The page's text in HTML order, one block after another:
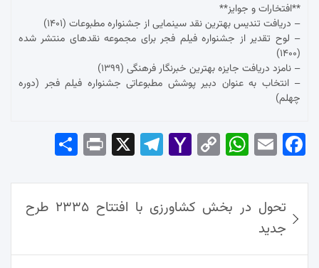
**افتخارات و جوایز**
– دریافت تندیس بهترین نقد سینمایی از جشنواره مطبوعات (۱۴۰۱)
– لوح تقدیر از جشنواره فیلم فجر برای مجموعه نقدهای منتشر شده
(۱۴۰۰)
– نامزد دریافت جایزه بهترین خبرنگار فرهنگی (۱۳۹۹)
– انتخاب به عنوان دبیر پوشش مطبوعاتی جشنواره فیلم فجر (دوره
چهلم)
Fac
ok
Em
Wh
Ap
p
Co
Lin
k
Yah
Mai
l
Tel
am
Pri
راهبری
نوشته‌ها
تحول در بخش کشاورزی با افتتاح ۲۳۳۵ طرح
جدید